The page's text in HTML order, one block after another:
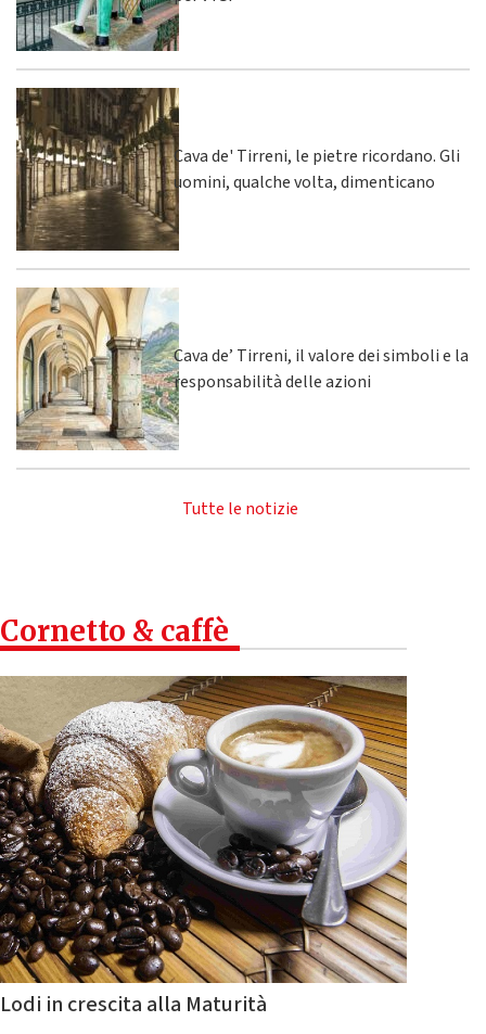
Cava de' Tirreni, le pietre ricordano. Gli
uomini, qualche volta, dimenticano
Cava de’ Tirreni, il valore dei simboli e la
responsabilità delle azioni
Tutte le notizie
Cornetto & caffè
Lodi in crescita alla Maturità